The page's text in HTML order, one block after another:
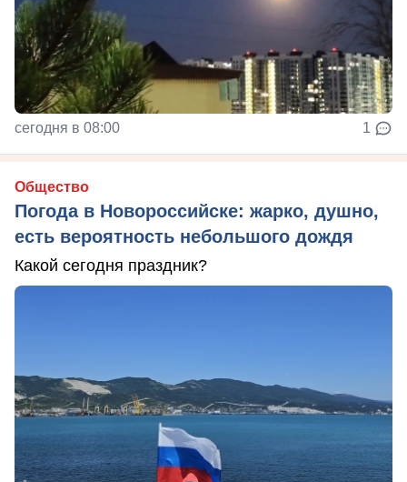
сегодня в 08:00 1
Общество
Погода в Новороссийске: жарко, душно,
есть вероятность небольшого дождя
Какой сегодня праздник?